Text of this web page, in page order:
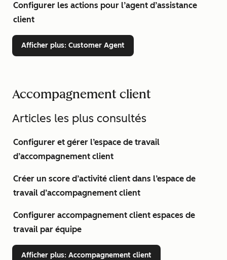
Configurer les actions pour l’agent d’assistance
client
Afficher plus: Customer Agent
Accompagnement client
Articles les plus consultés
Configurer et gérer l’espace de travail
d’accompagnement client
Créer un score d’activité client dans l’espace de
travail d’accompagnement client
Configurer accompagnement client espaces de
travail par équipe
Afficher plus: Accompagnement client